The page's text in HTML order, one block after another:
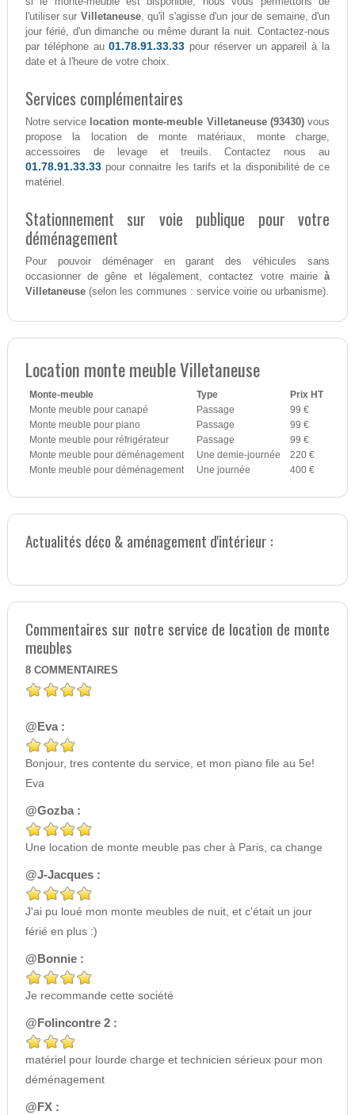
l'utiliser sur Villetaneuse, qu'il s'agisse d'un jour de semaine, d'un
jour férié, d'un dimanche ou même durant la nuit. Contactez-nous
par téléphone au01.78.91.33.33 pour réserver un appareil à la
date et à l'heure de votre choix.
Services complémentaires
Notre service location monte-meuble Villetaneuse (93430)vous
propose la location de monte matériaux, monte charge,
accessoires de levage et treuils. Contactez nous au
01.78.91.33.33 pour connaitre les tarifs et la disponibilité de ce
matériel.
Stationnement sur voie publique pour votre
déménagement
Pour pouvoir déménager en garant des véhicules sans
occasionner de gêne et légalement, contactez votre mairieà
Villetaneuse(selon les communes : service voirie ou urbanisme).
Location monte meuble Villetaneuse
Monte-meuble Type
Prix HT
Monte meuble pour canapé
Passage
99 €
Monte meuble pour piano
Passage
99 €
Monte meuble pour réfrigérateur
Passage
99 €
Monte meuble pour déménagement
Une demie-journée
220 €
Monte meuble pour déménagement
Une journée 400 €
Actualités déco & aménagement d'intérieur :
Commentaires sur notre service de location de monte
meubles
8 COMMENTAIRES
@Eva :
Bonjour, tres contente du service, et mon piano file au 5e!
Eva
@Gozba :
Une location de monte meuble pas cher à Paris, ca change
@J-Jacques :
J'ai pu loué mon monte meubles de nuit, et c'était un jour
férié en plus :)
@Bonnie :
Je recommande cette société
@Folincontre 2 :
matériel pour lourde charge et technicien sérieux pour mon
déménagement
@FX :